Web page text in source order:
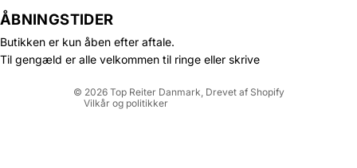
ÅBNINGSTIDER
Butikken er kun åben efter aftale.
Til gengæld er alle velkommen til ringe eller skrive
© 2026 Top Reiter Danmark , Drevet af Shopify
Vilkår og politikker
Leveringspolitik
Kontaktinformation